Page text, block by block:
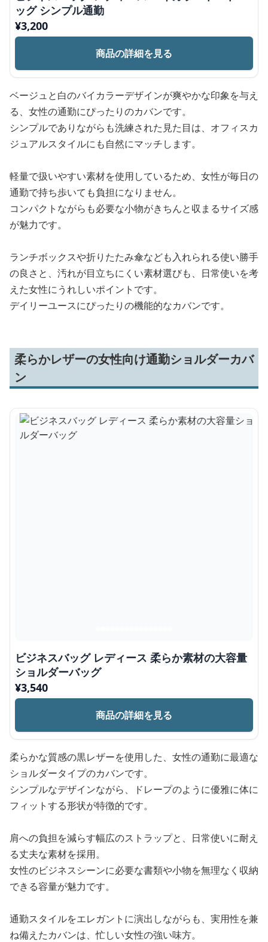
ッグ シンプル通勤
¥3,200
商品の詳細を見る
ベージュと白のバイカラーデザインが爽やかな印象を与え
る、女性の通勤にぴったりのカバンです。
シンプルでありながらも洗練された見た目は、オフィスカ
ジュアルスタイルにも自然にマッチします。
軽量で扱いやすい素材を使用しているため、女性が毎日の
通勤で持ち歩いても負担になりません。
コンパクトながらも必要な小物がきちんと収まるサイズ感
が魅力です。
ランチボックスや折りたたみ傘なども入れられる使い勝手
の良さと、汚れが目立ちにくい素材選びも、日常使いを考
えた女性にうれしいポイントです。
デイリーユースにぴったりの機能的なカバンです。
柔らかレザーの女性向け通勤ショルダーカバ
ン
ビジネスバッグ レディース 柔らか素材の大容量
ショルダーバッグ
¥3,540
商品の詳細を見る
柔らかな質感の黒レザーを使用した、女性の通勤に最適な
ショルダータイプのカバンです。
シンプルなデザインながら、ドレープのように優雅に体に
フィットする形状が特徴的です。
肩への負担を減らす幅広のストラップと、日常使いに耐え
る丈夫な素材を採用。
女性のビジネスシーンに必要な書類や小物を無理なく収納
できる容量が魅力です。
通勤スタイルをエレガントに演出しながらも、実用性を兼
ね備えたカバンは、忙しい女性の強い味方。